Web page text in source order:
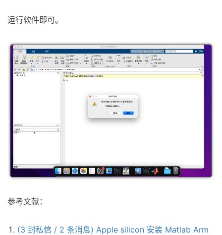
运行软件即可。
参考文献：
(3 封私信 / 2 条消息) Apple silicon 安装 Matlab Arm